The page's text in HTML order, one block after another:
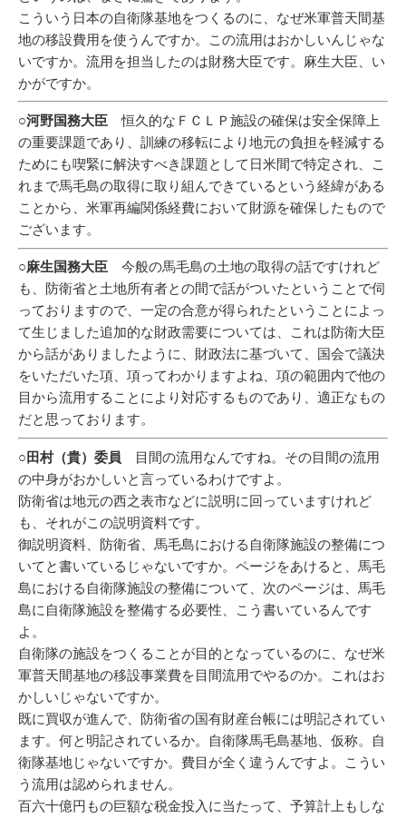
こういう日本の自衛隊基地をつくるのに、なぜ米軍普天間基
地の移設費用を使うんですか。この流用はおかしいんじゃな
いですか。流用を担当したのは財務大臣です。麻生大臣、い
かがですか。
○河野国務大臣 恒久的なＦＣＬＰ施設の確保は安全保障上
の重要課題であり、訓練の移転により地元の負担を軽減する
ためにも喫緊に解決すべき課題として日米間で特定され、こ
れまで馬毛島の取得に取り組んできているという経緯がある
ことから、米軍再編関係経費において財源を確保したもので
ございます。
○麻生国務大臣 今般の馬毛島の土地の取得の話ですけれど
も、防衛省と土地所有者との間で話がついたということで伺
っておりますので、一定の合意が得られたということによっ
て生じました追加的な財政需要については、これは防衛大臣
から話がありましたように、財政法に基づいて、国会で議決
をいただいた項、項ってわかりますよね、項の範囲内で他の
目から流用することにより対応するものであり、適正なもの
だと思っております。
○田村（貴）委員 目間の流用なんですね。その目間の流用
の中身がおかしいと言っているわけですよ。
防衛省は地元の西之表市などに説明に回っていますけれど
も、それがこの説明資料です。
御説明資料、防衛省、馬毛島における自衛隊施設の整備につ
いてと書いているじゃないですか。ページをあけると、馬毛
島における自衛隊施設の整備について、次のページは、馬毛
島に自衛隊施設を整備する必要性、こう書いているんです
よ。
自衛隊の施設をつくることが目的となっているのに、なぜ米
軍普天間基地の移設事業費を目間流用でやるのか。これはお
かしいじゃないですか。
既に買収が進んで、防衛省の国有財産台帳には明記されてい
ます。何と明記されているか。自衛隊馬毛島基地、仮称。自
衛隊基地じゃないですか。費目が全く違うんですよ。こうい
う流用は認められません。
百六十億円もの巨額な税金投入に当たって、予算計上もしな